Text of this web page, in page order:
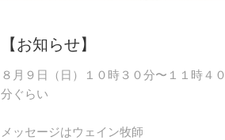
【お知らせ】
８月９日（日）１０時３０分〜１１時４０
分ぐらい
メッセージはウェイン牧師